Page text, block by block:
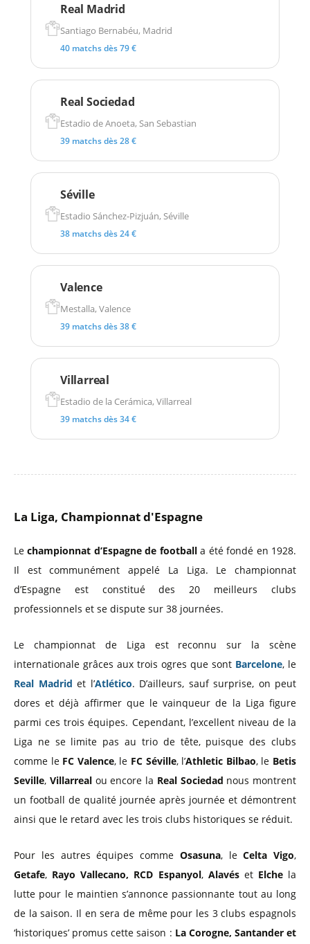
Real Madrid
Santiago Bernabéu, Madrid
40 matchs dès 79 €
Real Sociedad
Estadio de Anoeta, San Sebastian
39 matchs dès 28 €
Séville
Estadio Sánchez-Pizjuán, Séville
38 matchs dès 24 €
Valence
Mestalla, Valence
39 matchs dès 38 €
Villarreal
Estadio de la Cerámica, Villarreal
39 matchs dès 34 €
La Liga, Championnat d'Espagne
Lechampionnat d’Espagne de footballa été fondé en 1928.
Il est communément appelé La Liga. Le championnat
d’Espagne est constitué des 20 meilleurs clubs
professionnels et se dispute sur 38 journées.
Le championnat de Liga est reconnu sur la scène
internationale grâces aux trois ogres que sont Barcelone, le
Real Madrid et l’Atlético. D’ailleurs, sauf surprise, on peut
dores et déjà affirmer que le vainqueur de la Liga figure
parmi ces trois équipes. Cependant, l’excellent niveau de la
Liga ne se limite pas au trio de tête, puisque des clubs
comme le FC Valence, le FC Séville, l’Athletic Bilbao, le Betis
Seville, Villarrealou encore la Real Sociedad nous montrent
un football de qualité journée après journée et démontrent
ainsi que le retard avec les trois clubs historiques se réduit.
Pour les autres équipes comme Osasuna, leCelta Vigo,
Getafe, Rayo Vallecano, RCD Espanyol, Alavéset Elchela
lutte pour le maintien s’annonce passionnante tout au long
de la saison. Il en sera de même pour les 3 clubs espagnols
‘historiques’ promus cette saison : La Corogne, Santander et